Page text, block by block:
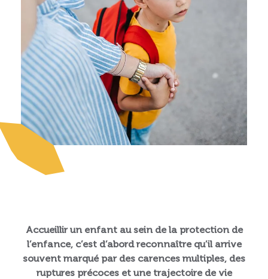
Accueillir un enfant au sein de la protection de
l’enfance, c’est d’abord reconnaître qu’il arrive
souvent marqué par des carences multiples, des
ruptures précoces et une trajectoire de vie